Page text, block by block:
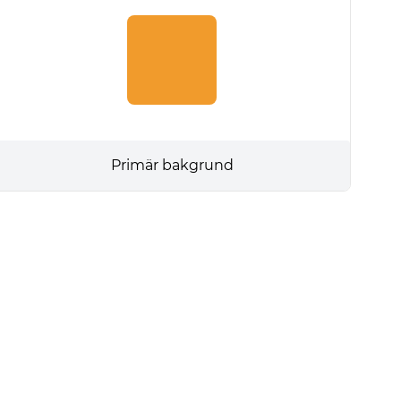
Primär bakgrund